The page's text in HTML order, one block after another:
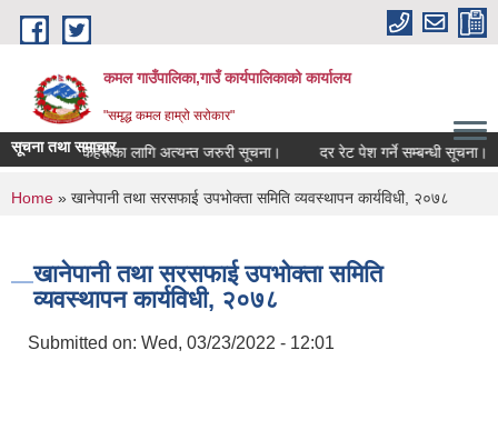
Skip to main content
कमल गाउँपालिका,गाउँ कार्यपालिकाको कार्यालय
"समृद्ध कमल हाम्रो सरोकार"
सूचना तथा समाचार
सम्बन्धी कृषकहरूका लागि अत्यन्त जरुरी सूचना। दर रेट पेश गर्ने सम्बन्धी सूचना।
You are here
Home » खानेपानी तथा सरसफाई उपभोक्ता समिति व्यवस्थापन कार्यविधी, २०७८
खानेपानी तथा सरसफाई उपभोक्ता समिति
व्यवस्थापन कार्यविधी, २०७८
Submitted on: Wed, 03/23/2022 - 12:01